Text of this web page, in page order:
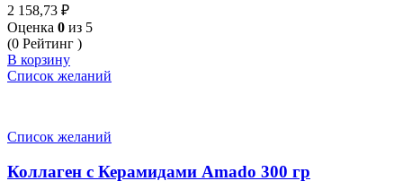
2 158,73 ₽
Оценка 0 из 5
(0 Рейтинг )
В корзину
Список желаний
Список желаний
Коллаген с Керамидами Amado 300 гр